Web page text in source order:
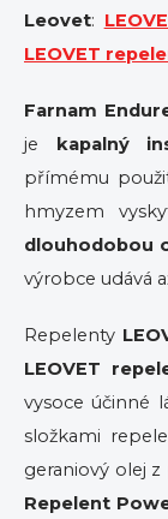
Leovet:
LEOVET
Farnam
je kapalný
přímému
hmyzem
dlouhodobou
výrobce udává
Repelenty
LEOVET
vysoce účinné
složkami
geraniový olej
Repelent